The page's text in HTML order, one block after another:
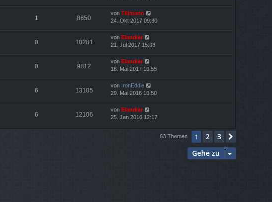
1 8650
von Tillmann
24. Okt 2017 09:30
0 10281
von Elandiar
21. Jul 2017 15:03
0 9812
von Elandiar
18. Mai 2017 10:55
6 13105
von IronEddie
29. Mai 2016 10:50
6 12106
von Elandiar
25. Jan 2016 12:17
63 Themen 1 2 3
Gehe zu